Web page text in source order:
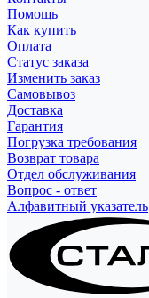
Помощь
Как купить
Оплата
Статус заказа
Изменить заказ
Самовывоз
Доставка
Гарантия
Погрузка требования
Возврат товара
Отдел обслуживания
Вопрос - ответ
Алфавитный указатель